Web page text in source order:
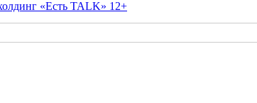
12+